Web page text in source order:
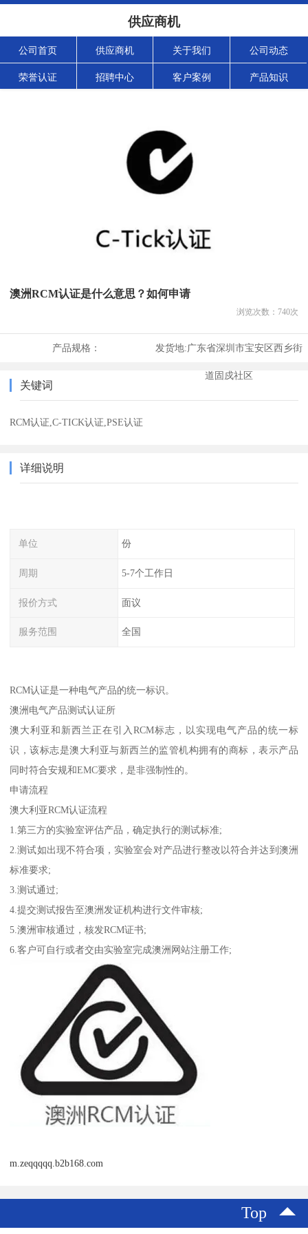
供应商机
公司首页 供应商机 关于我们 公司动态
荣誉认证 招聘中心 客户案例 产品知识
澳洲RCM认证是什么意思？如何申请
浏览次数： 740次
产品规格： 发货地:广东省深圳市宝安区西乡街
道固戍社区
关键词
RCM认证,C-TICK认证,PSE认证
详细说明
单位 份
周期 5-7个工作日
报价方式 面议
服务范围 全国
RCM认证是一种电气产品的统一标识。
澳洲电气产品测试认证所
澳大利亚和新西兰正在引入RCM标志，以实现电气产品的统一标
识，该标志是澳大利亚与新西兰的监管机构拥有的商标，表示产品
同时符合安规和EMC要求，是非强制性的。
申请流程
澳大利亚RCM认证流程
1.第三方的实验室评估产品，确定执行的测试标准;
2.测试如出现不符合项，实验室会对产品进行整改以符合并达到澳洲
标准要求;
3.测试通过;
4.提交测试报告至澳洲发证机构进行文件审核;
5.澳洲审核通过，核发RCM证书;
6.客户可自行或者交由实验室完成澳洲网站注册工作;
m.zeqqqqq.b2b168.com
Top